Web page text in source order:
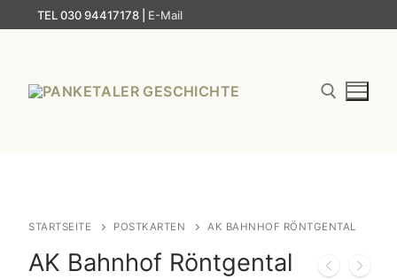
Inhalt
TEL 030 94417178 | E-Mail
STARTSEITE POSTKARTEN AK BAHNHOF RÖNTGENTAL
AK Bahnhof Röntgental